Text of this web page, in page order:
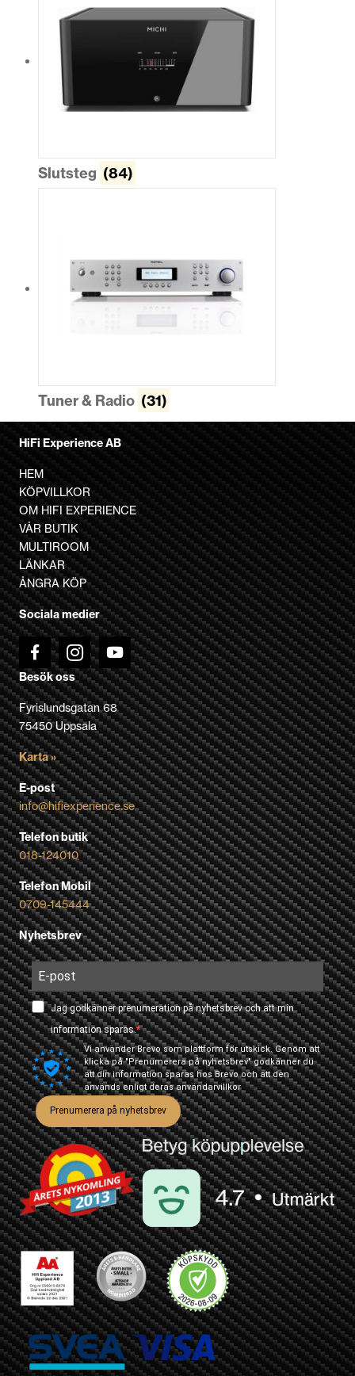
Slutsteg (84)
Tuner & Radio (31)
HiFi Experience AB
HEM
KÖPVILLKOR
OM HIFI EXPERIENCE
VÅR BUTIK
MULTIROOM
LÄNKAR
ÅNGRA KÖP
Sociala medier
Besök oss
Fyrislundsgatan 68
75450 Uppsala
Karta »
E-post
info@hifiexperience.se
Telefon butik
018-124010
Telefon Mobil
0709-145444
Nyhetsbrev
Jag godkänner prenumeration på nyhetsbrev och att min
information sparas.
Vi använder Brevo som plattform för utskick. Genom att
klicka på "Prenumerera på nyhetsbrev" godkänner du
att din information sparas hos Brevo och att den
används enligt derasanvändarvillkor
Prenumerera på nyhetsbrev